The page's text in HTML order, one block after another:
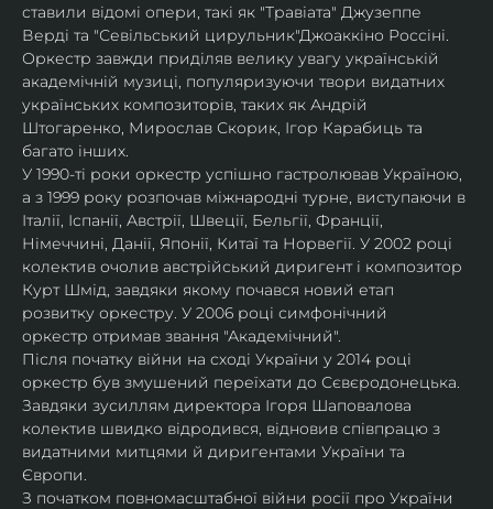
ставили відомі опери, такі як "Травіата" Джузеппе
Верді та "Севільський цирульник"Джоаккіно Россіні.
Оркестр завжди приділяв велику увагу українській
академічній музиці, популяризуючи твори видатних
українських композиторів, таких як Андрій
Штогаренко, Мирослав Скорик, Ігор Карабиць та
багато інших.
У 1990-ті роки оркестр успішно гастролював Україною,
а з 1999 року розпочав міжнародні турне, виступаючи в
Італії, Іспанії, Австрії, Швеції, Бельгії, Франції,
Німеччині, Данії, Японії, Китаї та Норвегії. У 2002 році
колектив очолив австрійський диригент і композитор
Курт Шмід, завдяки якому почався новий етап
розвитку оркестру. У 2006 році симфонічний
оркестр отримав звання "Академічний".
Після початку війни на сході України у 2014 році
оркестр був змушений переїхати до Сєвєродонецька.
Завдяки зусиллям директора Ігоря Шаповалова
колектив швидко відродився, відновив співпрацю з
видатними митцями й диригентами України та
Європи.
З початком повномасштабної війни росії про України